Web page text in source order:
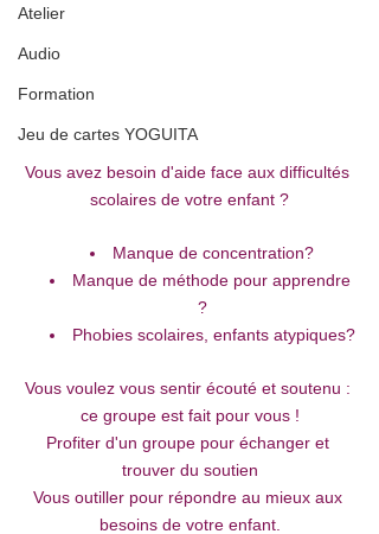
Atelier
Audio
Formation
Jeu de cartes YOGUITA
Vous avez besoin d'aide face aux difficultés
scolaires de votre enfant ?
﻿﻿Manque de concentration?
﻿﻿Manque de méthode pour apprendre
?
Phobies scolaires, enfants atypiques?
Vous voulez vous sentir écouté et soutenu :
ce groupe est fait pour vous !
Profiter d'un groupe pour échanger et
trouver du soutien
Vous outiller pour répondre au mieux aux
besoins de votre enfant.